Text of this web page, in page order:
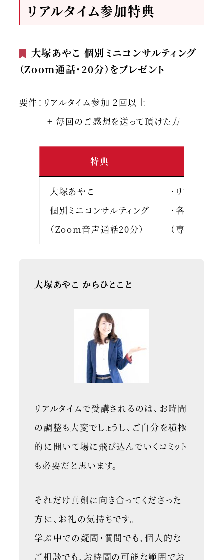
リアルタイム参加特典
大塚あやこ 個別ミニコンサルティング
（Zoom通話・20分）をプレゼント
要件：リアルタイム参加 ２回以上
+ 毎回のご感想を送って頂けた方
特典
大塚あやこ
個別ミニコンサルティング
（Zoom音声通話20分）
・リアルタ
・各回終了
（専用フォー
大塚あやこ からひとこと
リアルタイムで受講されるのは、お時間
の調整も大変でしょうし、ご自分を積極
的に開いて場に飛び込んでいくコミット
も必要だと思います。
それだけ真剣に向き合ってくださった
方に、お礼の気持ちです。
学ぶ中での疑問・質問でも、個人的な
ご相談でも、お時間の可能な範囲でお